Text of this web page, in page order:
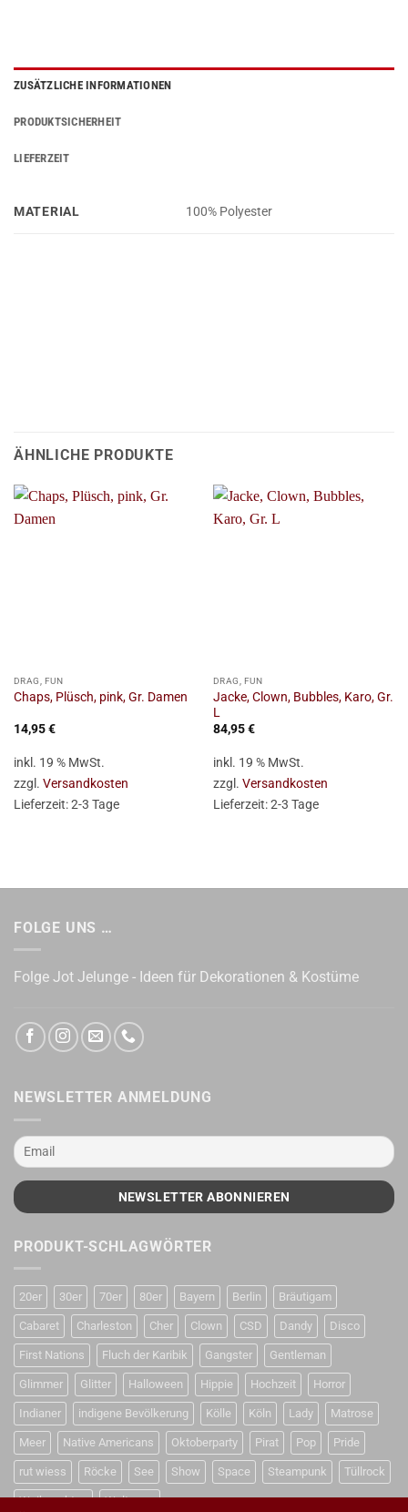
ZUSÄTZLICHE INFORMATIONEN
PRODUKTSICHERHEIT
LIEFERZEIT
MATERIAL 100% Polyester
ÄHNLICHE PRODUKTE
DRAG, FUN
Chaps, Plüsch, pink, Gr. Damen
14,95€
inkl. 19 % MwSt.
zzgl. Versandkosten
Lieferzeit:2-3 Tage
DRAG, FUN
Jacke, Clown, Bubbles, Karo, Gr.
L
84,95€
inkl. 19 % MwSt.
zzgl. Versandkosten
Lieferzeit:2-3 Tage
FOLGE UNS …
Folge Jot Jelunge - Ideen für Dekorationen & Kostüme
NEWSLETTER ANMELDUNG
PRODUKT-SCHLAGWÖRTER
20er 30er 70er 80er Bayern Berlin Bräutigam
Cabaret Charleston Cher Clown CSD Dandy Disco
First Nations Fluch der Karibik Gangster Gentleman
Glimmer Glitter Halloween Hippie Hochzeit Horror
Indianer indigene Bevölkerung Kölle Köln Lady Matrose
Meer Native Americans Oktoberparty Pirat Pop Pride
rut wiess Röcke See Show Space Steampunk Tüllrock
Weihnachten Weltraum